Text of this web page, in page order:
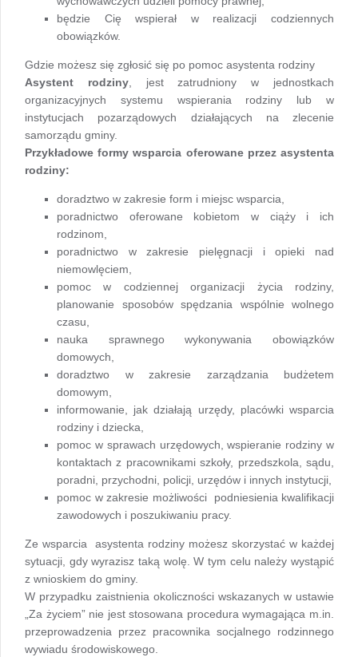
będzie Cię wspierał w realizacji codziennych
obowiązków.
Gdzie możesz się zgłosić się po pomoc asystenta rodziny
Asystent rodziny, jest zatrudniony w jednostkach
organizacyjnych systemu wspierania rodziny lub w
instytucjach pozarządowych działających na zlecenie
samorządu gminy.
Przykładowe formy wsparcia oferowane przez asystenta
rodziny:
doradztwo w zakresie form i miejsc wsparcia,
poradnictwo oferowane kobietom w ciąży i ich
rodzinom,
poradnictwo w zakresie pielęgnacji i opieki nad
niemowlęciem,
pomoc w codziennej organizacji życia rodziny,
planowanie sposobów spędzania wspólnie wolnego
czasu,
nauka sprawnego wykonywania obowiązków
domowych,
doradztwo w zakresie zarządzania budżetem
domowym,
informowanie, jak działają urzędy, placówki wsparcia
rodziny i dziecka,
pomoc w sprawach urzędowych, wspieranie rodziny w
kontaktach z pracownikami szkoły, przedszkola, sądu,
poradni, przychodni, policji, urzędów i innych instytucji,
pomoc w zakresie możliwości podniesienia kwalifikacji
zawodowych i poszukiwaniu pracy.
Ze wsparcia asystenta rodziny możesz skorzystać w każdej
sytuacji, gdy wyrazisz taką wolę. W tym celu należy wystąpić
z wnioskiem do gminy.
W przypadku zaistnienia okoliczności wskazanych w ustawie
„Za życiem” nie jest stosowana procedura wymagająca m.in.
przeprowadzenia przez pracownika socjalnego rodzinnego
wywiadu środowiskowego.